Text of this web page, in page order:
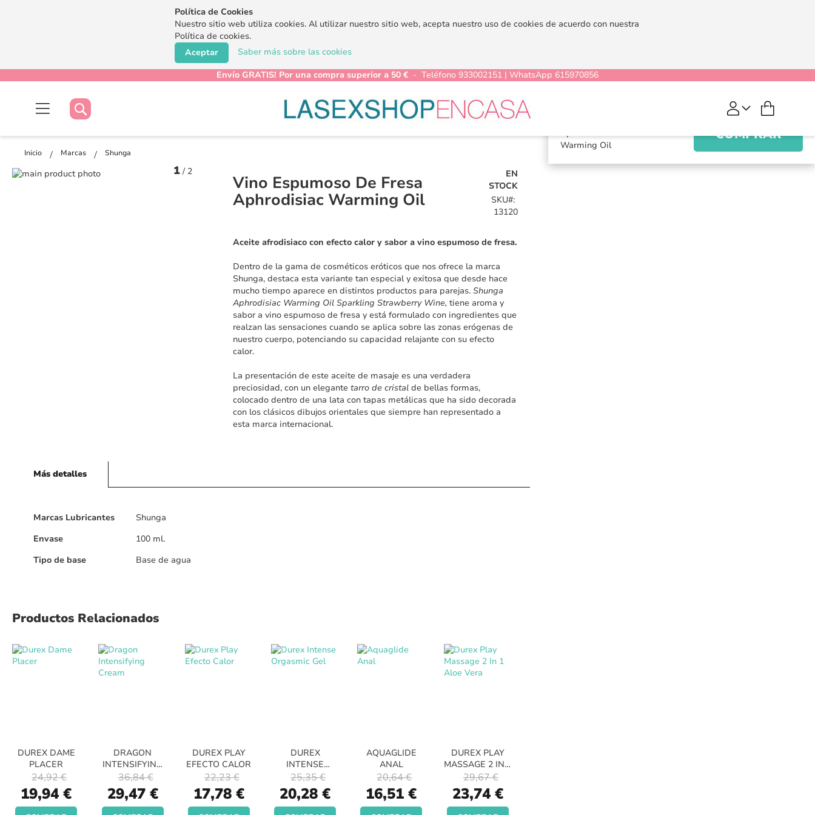
Política de Cookies
Nuestro sitio web utiliza cookies. Al utilizar nuestro sitio web, acepta nuestro uso de cookies de acuerdo con nuestra
Política de cookies.
Saber más sobre las cookies
Aceptar
Envío GRATIS! Por una compra superior a 50 € - Teléfono 933002151 | WhatsApp 615970856
Buscar
Buscar
Inicio Marcas Shunga
Vino Espumoso De Fresa
Aphrodisiac Warming Oil
22,69 € 28,36 €
COMPRAR
Saltar
1 / 2
Vino Espumoso De Fresa
Aphrodisiac Warming Oil
EN
STOCK
SKU
13120
Aceite afrodisiaco con efecto calor y sabor a vino espumoso de fresa.
Dentro de la gama de cosméticos eróticos que nos ofrece la marca
Shunga, destaca esta variante tan especial y exitosa que desde hace
mucho tiempo aparece en distintos productos para parejas.Shunga
Aphrodisiac Warming Oil Sparkling Strawberry Wine, tiene aroma y
sabor a vino espumoso de fresa y está formulado con ingredientes que
realzan las sensaciones cuando se aplica sobre las zonas erógenas de
nuestro cuerpo, potenciando su capacidad relajante con su efecto
calor.
La presentación de este aceite de masaje es una verdadera
preciosidad, con un elegantetarro de cristal de bellas formas,
colocado dentro de una lata con tapas metálicas que ha sido decorada
con los clásicos dibujos orientales que siempre han representado a
esta marca internacional.
Más detalles
Más
Marcas Lubricantes
Shunga
Envase
100 ml.
Tipo de base
Base de agua
Productos Relacionados
DUREX DAME
PLACER
Special
Price
19,94 €
24,92 €
DRAGON
INTENSIFYING
CREAM
Special
Price
29,47 €
36,84 €
DUREX PLAY
EFECTO CALOR
Special
Price
17,78 €
22,23 €
DUREX
INTENSE
ORGASMIC GEL
Special
Price
20,28 €
25,35 €
AQUAGLIDE
ANAL
Special
Price
16,51 €
20,64 €
DUREX PLAY
MASSAGE 2 IN 1
ALOE VERA
Special
Price
23,74 €
29,67 €